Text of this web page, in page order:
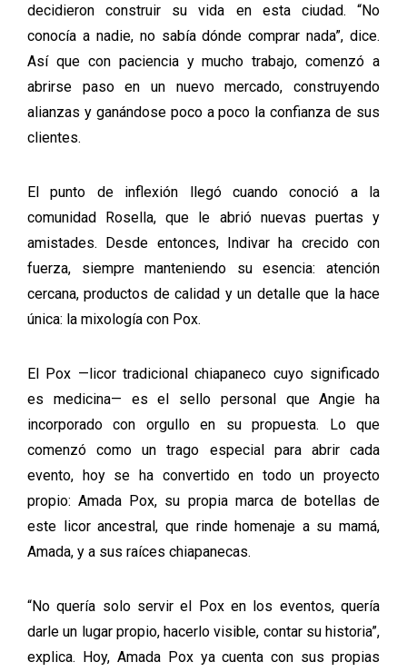
decidieron construir su vida en esta ciudad. “No
conocía a nadie, no sabía dónde comprar nada”, dice.
Así que con paciencia y mucho trabajo, comenzó a
abrirse paso en un nuevo mercado, construyendo
alianzas y ganándose poco a poco la confianza de sus
clientes.
El punto de inflexión llegó cuando conoció a la
comunidad Rosella, que le abrió nuevas puertas y
amistades. Desde entonces, Indivar ha crecido con
fuerza, siempre manteniendo su esencia: atención
cercana, productos de calidad y un detalle que la hace
única: la mixología con Pox.
El Pox —licor tradicional chiapaneco cuyo significado
es medicina— es el sello personal que Angie ha
incorporado con orgullo en su propuesta. Lo que
comenzó como un trago especial para abrir cada
evento, hoy se ha convertido en todo un proyecto
propio: Amada Pox, su propia marca de botellas de
este licor ancestral, que rinde homenaje a su mamá,
Amada, y a sus raíces chiapanecas.
“No quería solo servir el Pox en los eventos, quería
darle un lugar propio, hacerlo visible, contar su historia”,
explica. Hoy, Amada Pox ya cuenta con sus propias